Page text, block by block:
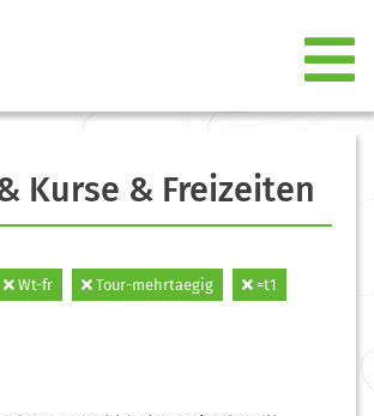
Kurse & Freizeiten
Wt-fr Tour-mehrtaegig =t1